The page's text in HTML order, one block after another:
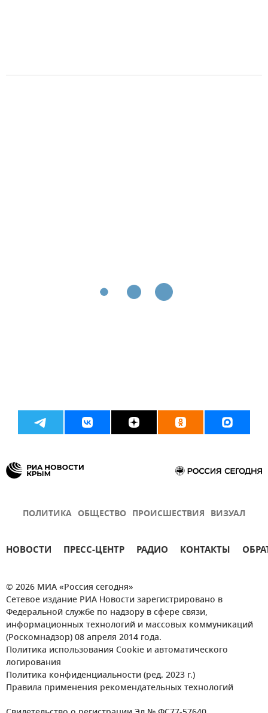
ПОЛИТИКА ОБЩЕСТВО ПРОИСШЕСТВИЯ ВИЗУАЛ
НОВОСТИ ПРЕСС-ЦЕНТР РАДИО КОНТАКТЫ
© 2026 МИА «Россия сегодня»
Сетевое издание РИА Новости зарегистрировано в
Федеральной службе по надзору в сфере связи,
информационных технологий и массовых коммуникаций
(Роскомнадзор) 08 апреля 2014 года.
Политика использования Cookie и автоматического
логирования
Политика конфиденциальности (ред. 2023 г.)
Правила применения рекомендательных технологий